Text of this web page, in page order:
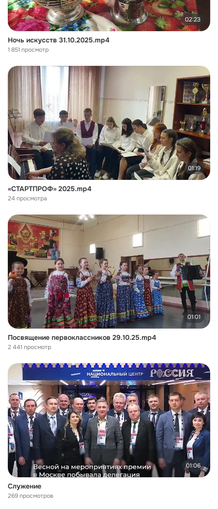
02:23
Ночь искусств 31.10.2025.mp4
1 851 просмотр
01:19
«СТАРТПРОФ» 2025.mp4
24 просмотра
01:01
Посвящение первоклассников 29.10.25.mp4
2 441 просмотр
01:06
Служение
269 просмотров